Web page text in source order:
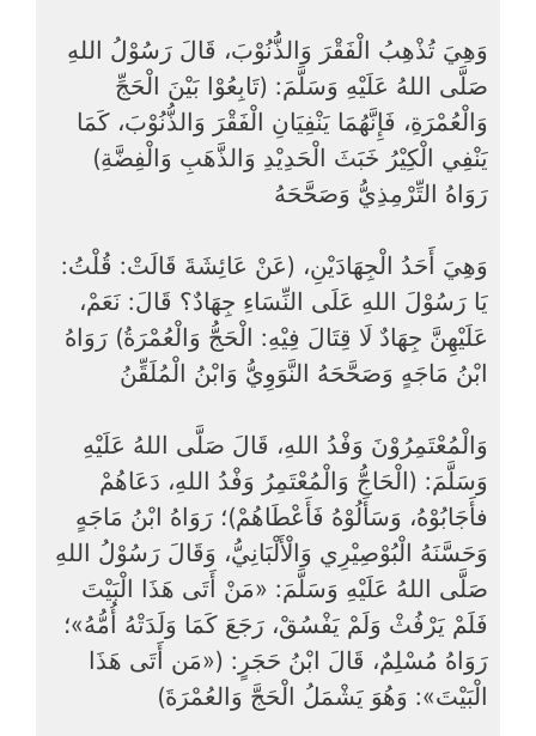
وَهِيَ تُذْهِبُ الْفَقْرَ وَالذُّنُوْبَ، قَالَ رَسُوْلُ اللهِ
صَلَّى اللهُ عَلَيْهِ وَسَلَّمَ: (‌تَابِعُوْا ‌بَيْنَ ‌الْحَجِّ
وَالْعُمْرَةِ، فَإِنَّهُمَا يَنْفِيَانِ الْفَقْرَ وَالذُّنُوْبَ، كَمَا
يَنْفِي الْكِيْرُ خَبَثَ الْحَدِيْدِ وَالذَّهَبِ وَالْفِضَّةِ)
رَوَاهُ التِّرْمِذِيُّ وَصَحَّحَهُ
وَهِيَ أَحَدُ الْجِهَادَيْنِ، (عَنْ عَائِشَةَ قَالَتْ: قُلْتُ:
يَا رَسُوْلَ اللهِ عَلَى النِّسَاءِ جِهَادٌ؟ قَالَ: نَعَمْ،
عَلَيْهِنَّ جِهَادٌ لَا قِتَالَ ‌فِيْهِ: ‌الْحَجُّ ‌وَالْعُمْرَةُ) رَوَاهُ
ابْنُ مَاجَهٍ وَصَحَّحَهُ النَّوَوِيُّ وَابْنُ الْمُلَقِّنُ
وَالْمُعْتَمِرُوْنَ وَفْدُ اللهِ، قَالَ صَلَّى اللهُ عَلَيْهِ
وَسَلَّمَ: (الْحَاجُّ وَالْمُعْتَمِرُ وَفْدُ اللهِ، ‌دَعَاهُمْ
‌فأَجَابُوْهُ، ‌وَسَأَلُوْهُ ‌فَأَعْطَاهُمْ)؛ رَوَاهُ ابْنُ مَاجَهٍ
وَحَسَّنَهُ الْبُوْصِيْرِي وَالْأَلْبَانِيُّ، وَقَالَ رَسُوْلُ اللهِ
صَلَّى اللهُ عَلَيْهِ وَسَلَّمَ: «مَنْ أَتَى هَذَا الْبَيْتَ
‌فَلَمْ ‌يَرْفُثْ ‌وَلَمْ ‌يَفْسُقْ، رَجَعَ كَمَا وَلَدَتْهُ أُمُّهُ»؛
رَوَاهُ مُسْلِمٌ، قَالَ ابْنُ حَجَرٍ: («مَن أَتَى هَذَا
الْبَيْتَ»: وَهُوَ يَشْمَلُ الْحَجَّ وَالعُمْرَةَ)